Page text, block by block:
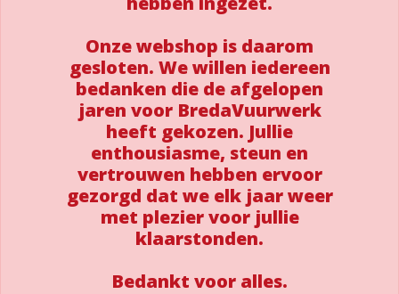
Onze webshop is daarom
gesloten. We willen iedereen
bedanken die de afgelopen
jaren voor BredaVuurwerk
heeft gekozen. Jullie
enthousiasme, steun en
vertrouwen hebben ervoor
gezorgd dat we elk jaar weer
met plezier voor jullie
klaarstonden.
Bedankt voor alles.